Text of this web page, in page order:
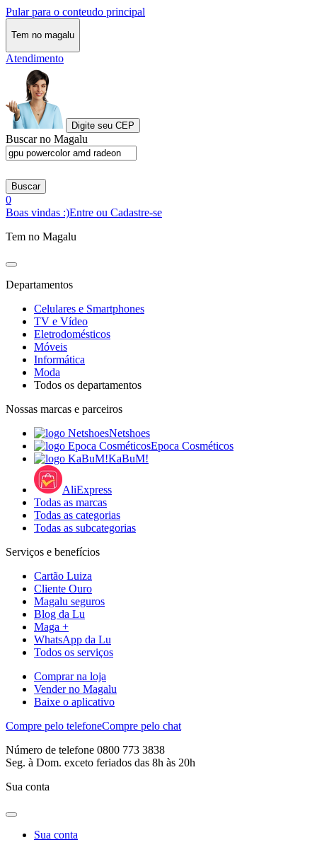
Pular para o conteudo principal
Tem no magalu
Atendimento
Digite seu CEP
Buscar no Magalu
Buscar
0
Boas vindas :)Entre ou Cadastre-se
Tem no Magalu
Departamentos
Celulares e Smartphones
TV e Vídeo
Eletrodomésticos
Móveis
Informática
Moda
Todos os departamentos
Nossas marcas e parceiros
Netshoes
Epoca Cosméticos
KaBuM!
AliExpress
Todas as marcas
Todas as categorias
Todas as subcategorias
Serviços e benefícios
Cartão Luiza
Cliente Ouro
Magalu seguros
Blog da Lu
Maga +
WhatsApp da Lu
Todos os serviços
Comprar na loja
Vender no Magalu
Baixe o aplicativo
Compre pelo telefoneCompre pelo chat
Número de telefone 0800 773 3838
Seg. à Dom. exceto feriados das 8h às 20h
Sua conta
Sua conta